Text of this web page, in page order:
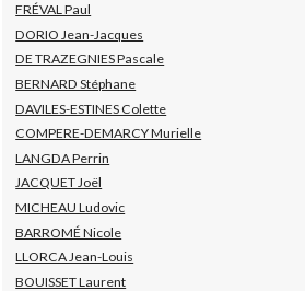
FRÉVAL Paul
DORIO Jean-Jacques
DE TRAZEGNIES Pascale
BERNARD Stéphane
DAVILES-ESTINES Colette
COMPERE-DEMARCY Murielle
LANGDA Perrin
JACQUET Joël
MICHEAU Ludovic
BARROMÉ Nicole
LLORCA Jean-Louis
BOUISSET Laurent